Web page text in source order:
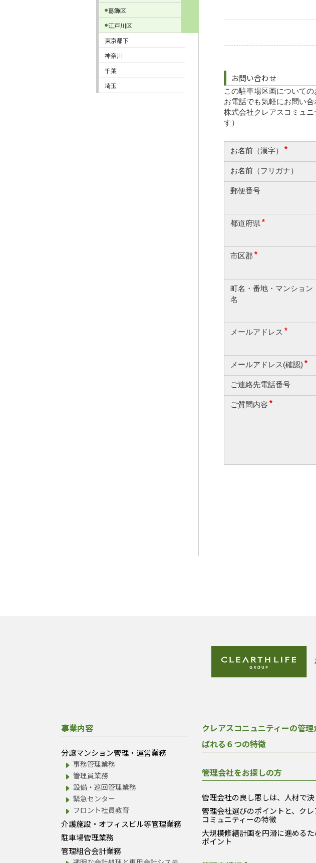
お問い合わせ
葛飾区
江戸川区
東京都下
神奈川
千葉
埼玉
事業内容
分譲マンション管理・運営業務
事務管理業務
管理員業務
設備・巡回管理業務
緊急センター
フロント社員教育
介護施設・オフィスビル等管理業務
駐車場管理業務
管理組合会計業務
クレアスコニュニティーの管理
ばれる６つの特徴
管理会社をお探しの方
管理会社の良し悪しは、人材で決
管理会社選びのポイントと、クレ
コミュニティーの特徴
大規模修繕計画を円滑に進める
ポイント